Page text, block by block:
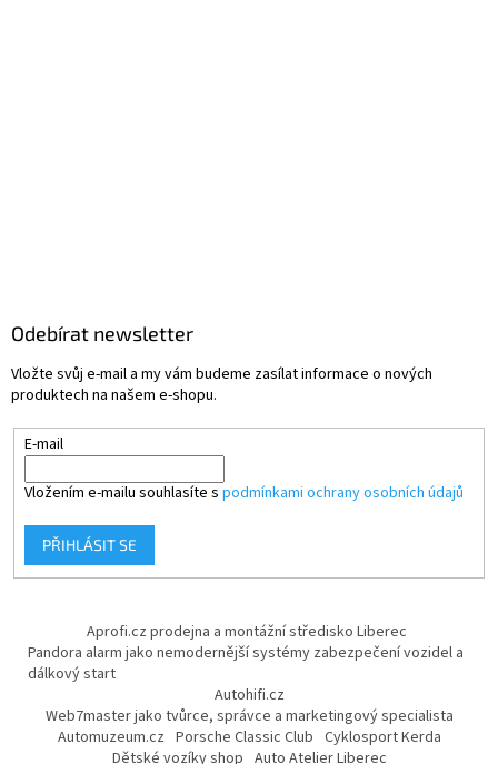
Odebírat newsletter
Vložte svůj e-mail a my vám budeme zasílat informace o nových
produktech na našem e-shopu.
E-mail
Vložením e-mailu souhlasíte s podmínkami ochrany osobních údajů
PŘIHLÁSIT SE
Aprofi.cz prodejna a montážní středisko Liberec
Pandora alarm jako nemodernější systémy zabezpečení vozidel a
dálkový start
Autohifi.cz
Web7master jako tvůrce, správce a marketingový specialista
Automuzeum.cz Porsche Classic Club Cyklosport Kerda
Dětské vozíky shop Auto Atelier Liberec